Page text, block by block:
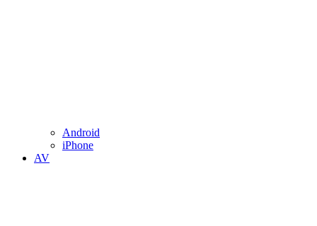
Android
iPhone
AV